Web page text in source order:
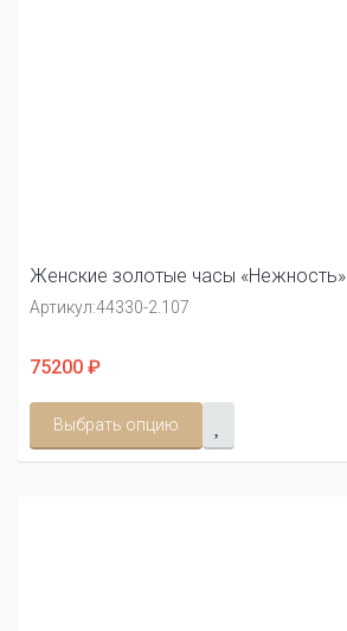
Женские золотые часы «Нежность»
Артикул:44330-2.107
75200 ₽
Выбрать опцию